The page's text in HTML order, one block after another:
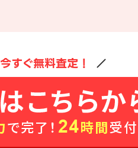
今すぐ無料査定！